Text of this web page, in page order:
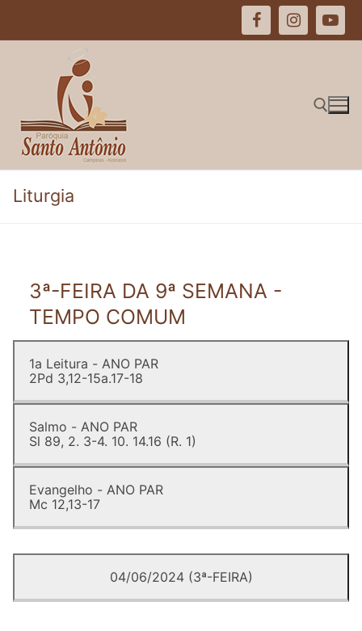
Pesquisar por:
Liturgia
3ª-FEIRA DA 9ª SEMANA -
TEMPO COMUM
1a Leitura - ANO PAR
2Pd 3,12-15a.17-18
Salmo - ANO PAR
Sl 89, 2. 3-4. 10. 14.16 (R. 1)
Evangelho - ANO PAR
Mc 12,13-17
04/06/2024 (3ª-FEIRA)